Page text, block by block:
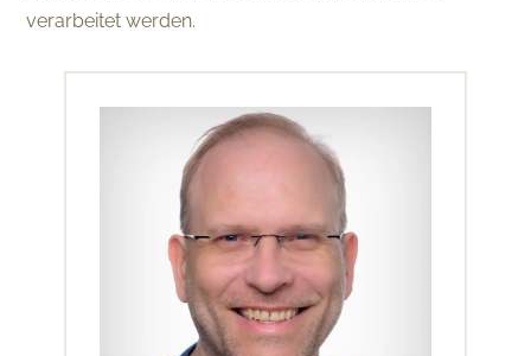
verarbeitet werden.